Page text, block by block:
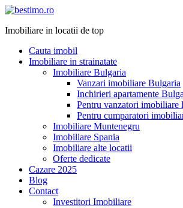
Imobiliare in locatii de top
Cauta imobil
Imobiliare in strainatate
Imobiliare Bulgaria
Vanzari imobiliare Bulgaria
Inchirieri apartamente
Pentru vanzatori imobiliare
Pentru cumparatori
Imobiliare Muntenegru
Imobiliare Spania
Imobiliare alte locatii
Oferte dedicate
Cazare 2025
Blog
Contact
Investitori Imobiliare